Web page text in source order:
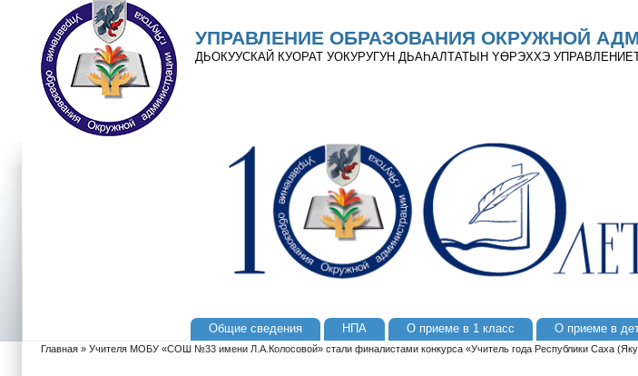
Перейти к основному содержанию
Skip to search
УПРАВЛЕНИЕ ОБРАЗОВАНИЯ ОКРУЖНОЙ
ДЬОКУУСКАЙ КУОРАТ УОКУРУГУН ДЬАҺАЛТАТЫН YӨРЭХХЭ
Общие сведения НПА О приеме в 1 класс О приеме в
Вы здесь
Главная » Учителя МОБУ «СОШ №33 имени Л.А.Колосовой» стали финалистами конкурса «Учитель года Республики Саха